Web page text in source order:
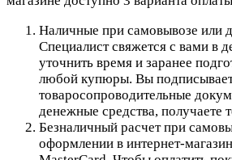
Наличные при самовывозе или
Специалист свяжется с вами в
уточнить время и заранее
любой купюры. Вы
товаросопроводительные
денежные средства, получаете
Безналичный расчет при
оформлении в интернет-